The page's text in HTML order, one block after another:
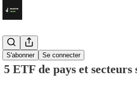
S'abonner Se connecter
🔒Premium
5 ETF de pays et secteurs